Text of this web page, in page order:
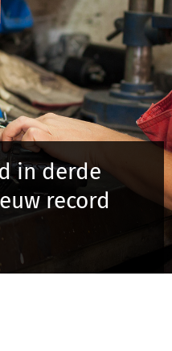
in derde
record